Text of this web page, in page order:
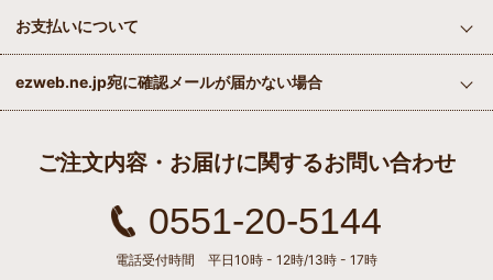
お支払いについて
ezweb.ne.jp宛に確認メールが届かない場合
ご注文内容・お届けに関するお問い合わせ
0551-20-5144
電話受付時間 平日10時 - 12時/13時 - 17時